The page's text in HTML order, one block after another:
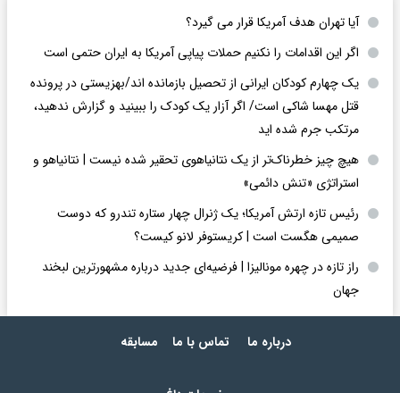
آیا تهران هدف آمریکا قرار می گیرد؟
اگر این اقدامات را نکنیم حملات پیاپی آمریکا به ایران حتمی است
یک چهارم کودکان ایرانی از تحصیل بازمانده اند/بهزیستی در پرونده
قتل مهسا شاکی است/ اگر آزار یک کودک را ببینید و گزارش ندهید،
مرتکب جرم شده اید
هیچ چیز خطرناک‌تر از یک نتانیاهوی تحقیر شده نیست | نتانیاهو و
استراتژی «تنش دائمی»
رئیس تازه ارتش آمریکا؛ یک ژنرال چهار ستاره تندرو که دوست
صمیمی هگست است | کریستوفر لانو کیست؟
راز تازه در چهره مونالیزا | فرضیه‌ای جدید درباره مشهورترین لبخند
جهان
درباره ما تماس با ما مسابقه